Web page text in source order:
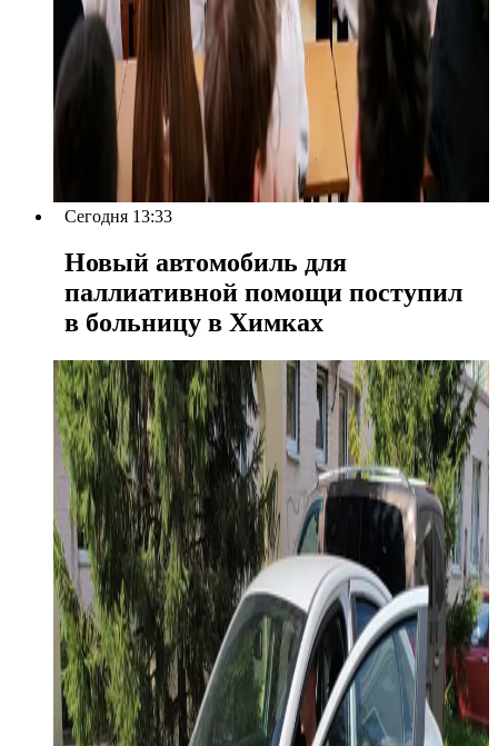
Сегодня 13:33
Новый автомобиль для
паллиативной помощи поступил
в больницу в Химках